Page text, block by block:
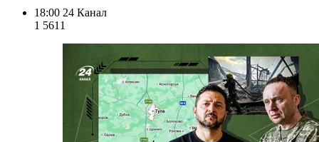
18:00 24 Канал
1 561 1